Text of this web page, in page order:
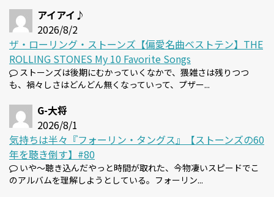
アイアイ♪
2026/8/2
ザ・ローリング・ストーンズ【偏愛名曲ベストテン】THE
ROLLING STONES My 10 Favorite Songs
ストーンズは後期にむかっていくなかで、猥雑さは残りつつ
も、禍々しさはどんどん無くなっていって、プザー...
G-大将
2026/8/1
気持ちは半々『フォーリン・タングス』【ストーンズの60
年を聴き倒す】#80
いや～聴き込んだやっと時間が取れた、今物凄いスピードでこ
のアルバムを理解しようとしている。フォーリン...